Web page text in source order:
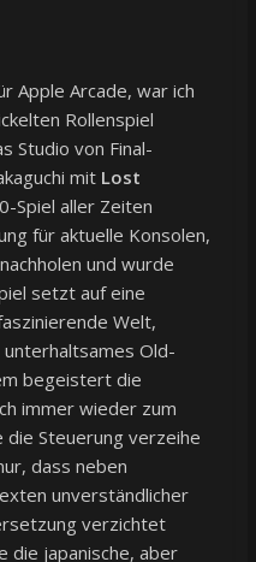
Apple Arcade, war ich
Rollenspiel
Studio von Final-
mit Lost
Spiel aller Zeiten
für aktuelle Konsolen,
und wurde
setzt auf eine
Welt,
Old-
begeistert die
immer wieder zum
die Steuerung verzeihe
dass neben
unverständlicher
verzichtet
die japanische, aber